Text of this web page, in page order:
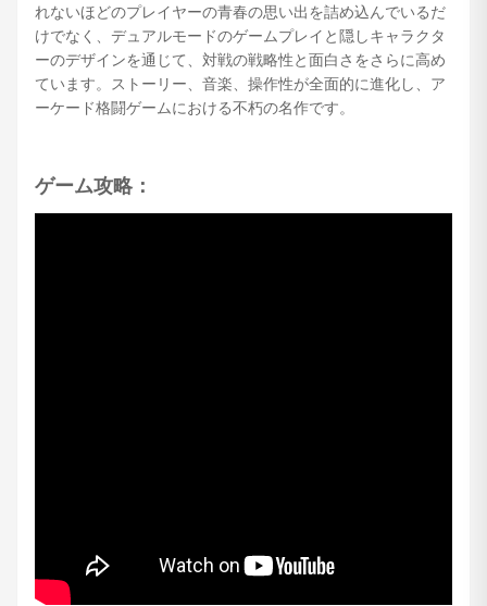
れないほどのプレイヤーの青春の思い出を詰め込んでいるだ
けでなく、デュアルモードのゲームプレイと隠しキャラクタ
ーのデザインを通じて、対戦の戦略性と面白さをさらに高め
ています。ストーリー、音楽、操作性が全面的に進化し、ア
ーケード格闘ゲームにおける不朽の名作です。
ゲーム攻略：